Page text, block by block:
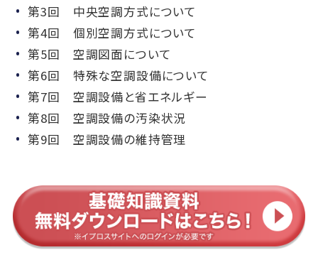
第3回 中央空調方式について
第4回 個別空調方式について
第5回 空調図面について
第6回 特殊な空調設備について
第7回 空調設備と省エネルギー
第8回 空調設備の汚染状況
第9回 空調設備の維持管理